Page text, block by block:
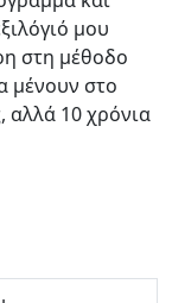
μου
στη μέθοδο
μένουν στο
αλλά 10 χρόνια